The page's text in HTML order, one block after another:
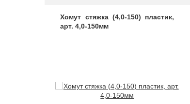
Хомут стяжка (4,0-150) пластик,
арт. 4,0-150мм